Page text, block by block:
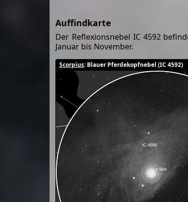
Auffindkarte
Der Reflexionsnebel IC 4592
Januar bis November.
Scorpius: Blauer Pferdekopfnebel (IC 4592)